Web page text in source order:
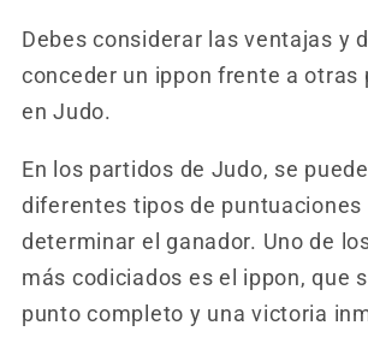
Debes considerar las ventajas y
conceder un ippon frente a otras
en Judo.
En los partidos de Judo, se
diferentes tipos de puntuaciones
determinar el ganador. Uno de
más codiciados es el ippon, que
punto completo y una victoria